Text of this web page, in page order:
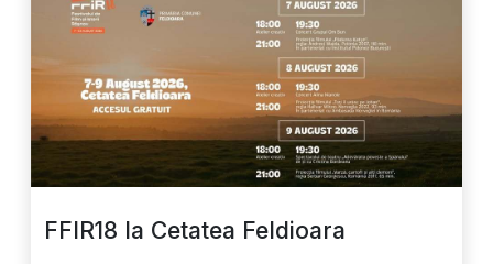
FFIR18 la Cetatea Feldioara